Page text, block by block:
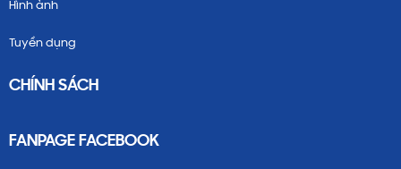
Hình ảnh
Tuyển dụng
CHÍNH SÁCH
FANPAGE FACEBOOK